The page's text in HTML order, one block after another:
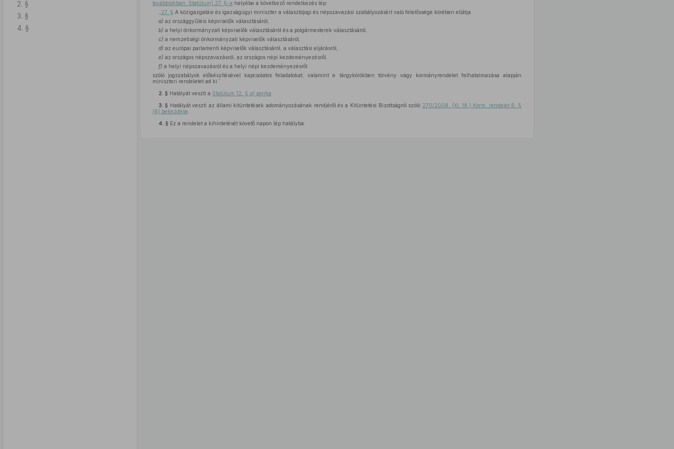
2. §
3. §
4. §
továbbiakban: Statútum) 27. §-a helyébe a következő rendelkezés lép:
27. § A közigazgatási és igazságügyi miniszter a választójogi és népszavazási szabályozásért való felelőssége körében ellátja
a) az országgyűlési képviselők választásáról,
b) a helyi önkormányzati képviselők választásáról és a polgármesterek választásáról,
c) a nemzetiségi önkormányzati képviselők választásáról,
d) az európai parlamenti képviselők választásáról, a választási eljárásról,
e) az országos népszavazásról, az országos népi kezdeményezésről,
f) a helyi népszavazásról és a helyi népi kezdeményezésről
szóló jogszabályok előkészítésével kapcsolatos feladatokat, valamint e tárgykörökben törvény vagy kormányrendelet felhatalmazása alapján
miniszteri rendeletet ad ki.”
2. § Hatályát veszti a Statútum 12. § g) pontja
3. § Hatályát veszti az állami kitüntetések adományozásának rendjéről és a Kitüntetési Bizottságról szóló 270/2008. (XI. 18.) Korm. rendelet 6. §
(6) bekezdése
4. § Ez a rendelet a kihirdetését követő napon lép hatályba.